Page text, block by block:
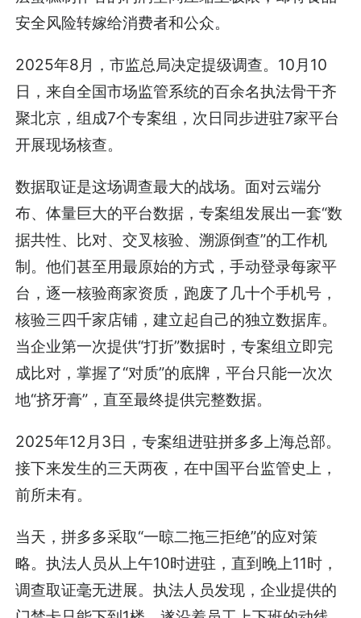
安全风险转嫁给消费者和公众。
2025年8月，市监总局决定提级调查。10月10
日，来自全国市场监管系统的百余名执法骨干齐
聚北京，组成7个专案组，次日同步进驻7家平台
开展现场核查。
数据取证是这场调查最大的战场。面对云端分
布、体量巨大的平台数据，专案组发展出一套“数
据共性、比对、交叉核验、溯源倒查”的工作机
制。他们甚至用最原始的方式，手动登录每家平
台，逐一核验商家资质，跑废了几十个手机号，
核验三四千家店铺，建立起自己的独立数据库。
当企业第一次提供“打折”数据时，专案组立即完
成比对，掌握了“对质”的底牌，平台只能一次次
地“挤牙膏”，直至最终提供完整数据。
2025年12月3日，专案组进驻拼多多上海总部。
接下来发生的三天两夜，在中国平台监管史上，
前所未有。
当天，拼多多采取“一晾二拖三拒绝”的应对策
略。执法人员从上午10时进驻，直到晚上11时，
调查取证毫无进展。执法人员发现，企业提供的